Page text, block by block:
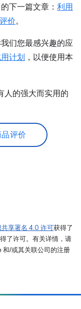
下一篇文章： 利用
价。
们您最感兴趣的应
计划 ，以便使用本
人的强大而实用的
评价
共享署名 4.0 许可获得了
了许可。有关详情，请
/或其关联公司的注册